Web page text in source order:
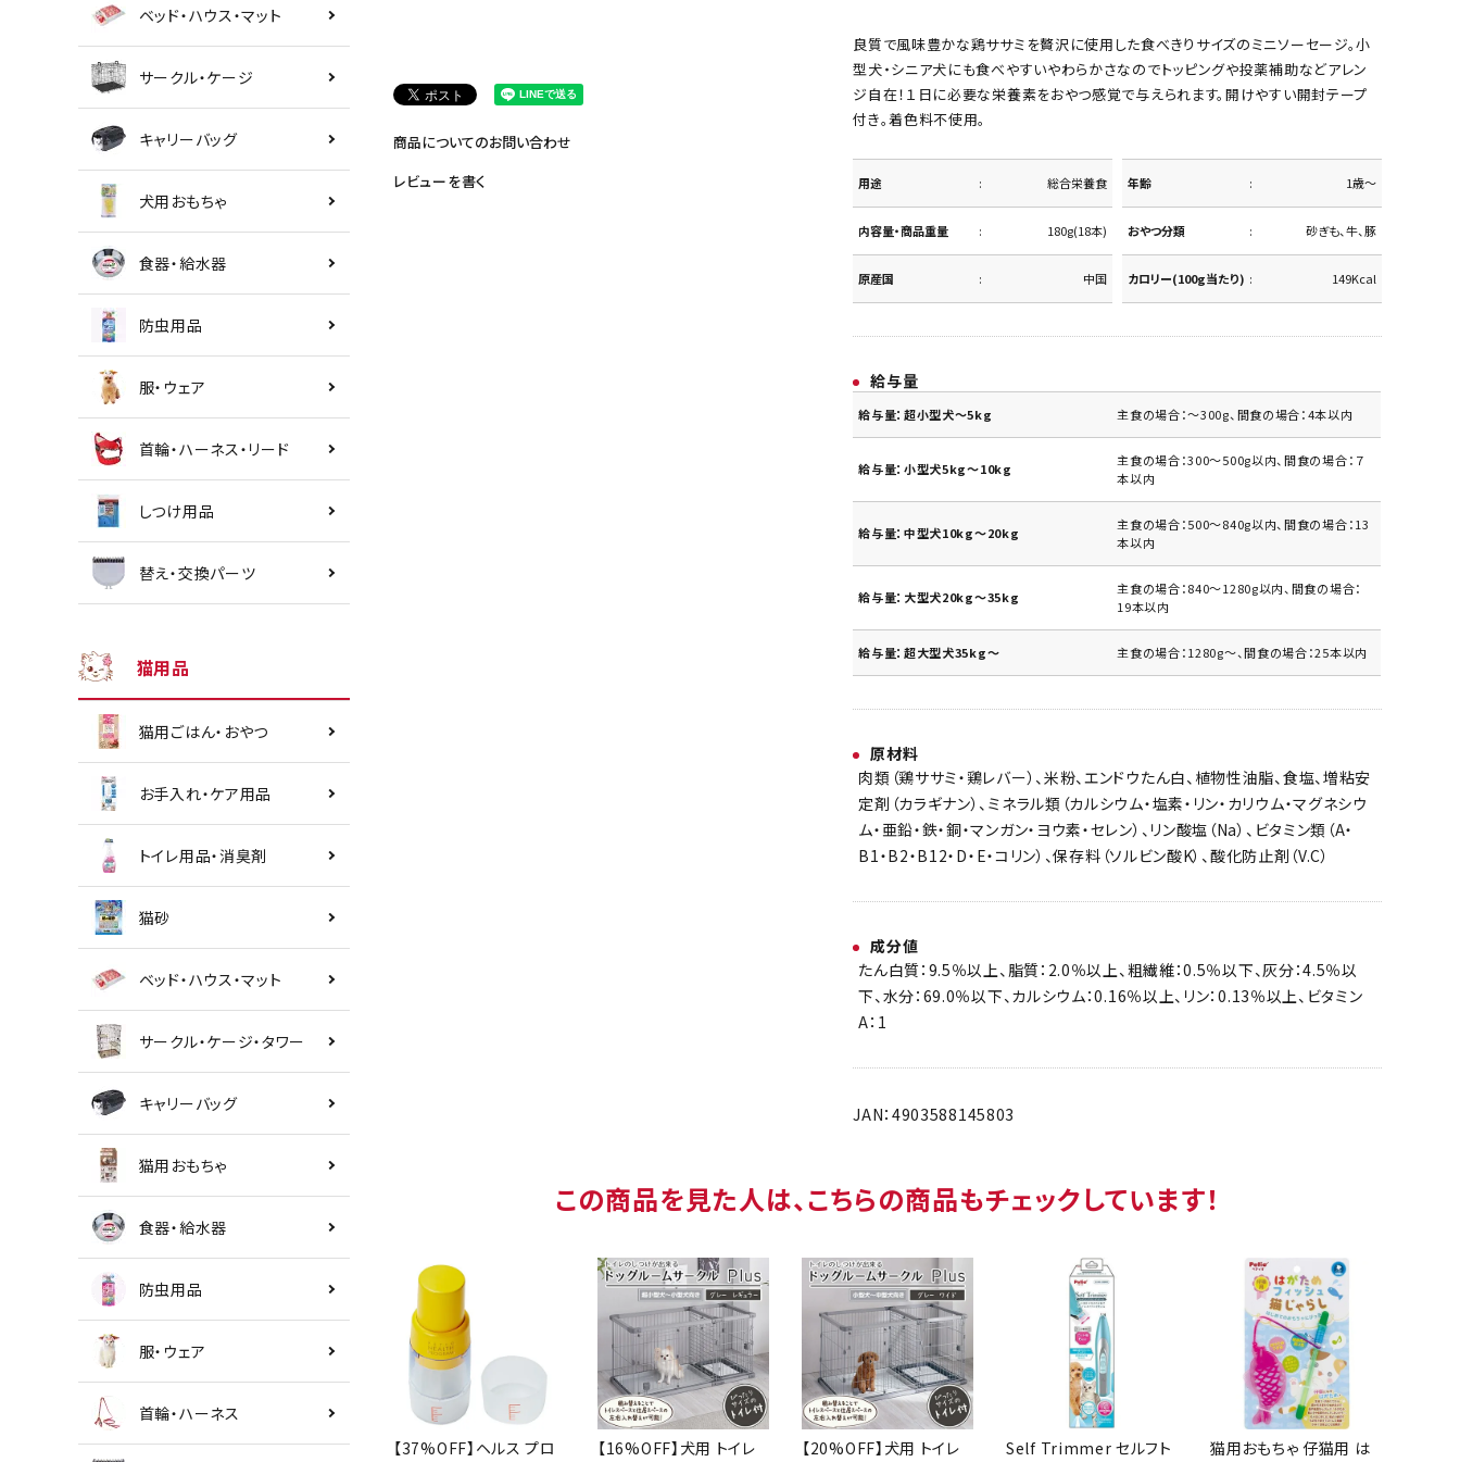
ベッド・ハウス・マット
サークル・ケージ
キャリーバッグ
犬用おもちゃ
食器・給水器
防虫用品
服・ウェア
首輪・ハーネス・リード
しつけ用品
替え・交換パーツ
猫用品
猫用ごはん・おやつ
お手入れ・ケア用品
トイレ用品・消臭剤
猫砂
ベッド・ハウス・マット
サークル・ケージ・タワー
キャリーバッグ
猫用おもちゃ
食器・給水器
防虫用品
服・ウェア
首輪・ハーネス
商品についてのお問い合わせ
レビューを書く
良質で風味豊かな鶏ササミを贅沢に使用した食べきりサイズのミニソーセージ。小
型犬・シニア犬にも食べやすいやわらかさなのでトッピングや投薬補助などアレン
ジ自在！１日に必要な栄養素をおやつ感覚で与えられます。開けやすい開封テープ
付き。着色料不使用。
用途 総合栄養食 年齢 1歳～
内容量・商品重量 180g(18本) おやつ分類 砂ぎも、牛、豚
原産国 中国 カロリー(100g当たり) 149Kcal
給与量
給与量：超小型犬～5kg 主食の場合：～300g、間食の場合：4本以内
給与量：小型犬5kg～10kg
主食の場合：300～500g以内、間食の場合：７
本以内
給与量：中型犬10kg～20kg
主食の場合：500～840g以内、間食の場合：13
本以内
給与量：大型犬20kg～35kg
主食の場合：840～1280g以内、間食の場合：
19本以内
給与量：超大型犬35kg～ 主食の場合：1280g～、間食の場合：25本以内
原材料
肉類（鶏ササミ・鶏レバー）、米粉、エンドウたん白、植物性油脂、食塩、増粘安
定剤（カラギナン）、ミネラル類（カルシウム・塩素・リン・カリウム・マグネシウ
ム・亜鉛・鉄・銅・マンガン・ヨウ素・セレン）、リン酸塩（Na）、ビタミン類（A・
B1・B2・B12・D・E・コリン）、保存料（ソルビン酸K）、酸化防止剤（V.C）
成分値
たん白質：9.5％以上、脂質：2.0％以上、粗繊維：0.5％以下、灰分：4.5％以
下、水分：69.0％以下、カルシウム：0.16％以上、リン：0.13％以上、ビタミン
A：1
JAN：4903588145803
この商品を見た人は、こちらの商品もチェックしています！
【37%OFF】ヘルス プロ
【16%OFF】犬用 トイレ
【20%OFF】犬用 トイレ
Self Trimmer セルフト
猫用おもちゃ 仔猫用 は